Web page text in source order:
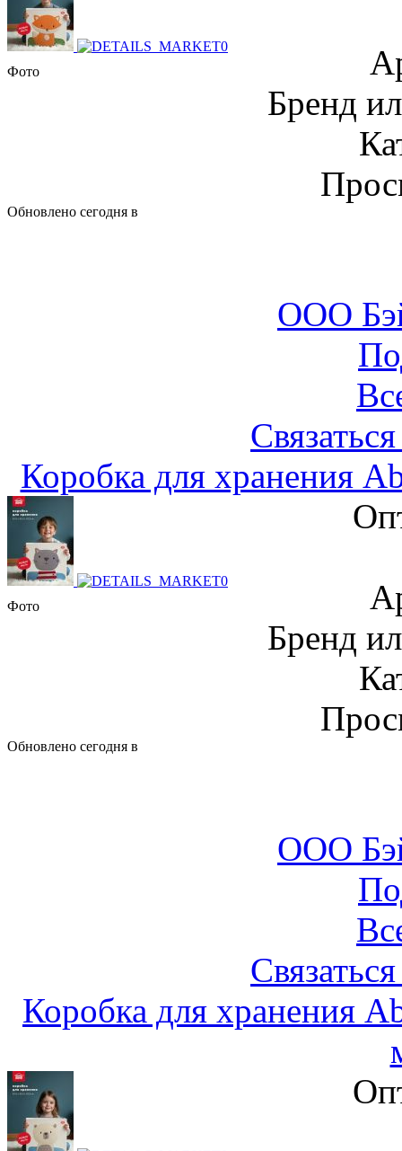
Фото
Бренд
Обновлено сегодня в
ООО
Коробка для хранения
Фото
Бренд
Обновлено сегодня в
ООО
Коробка для хранения